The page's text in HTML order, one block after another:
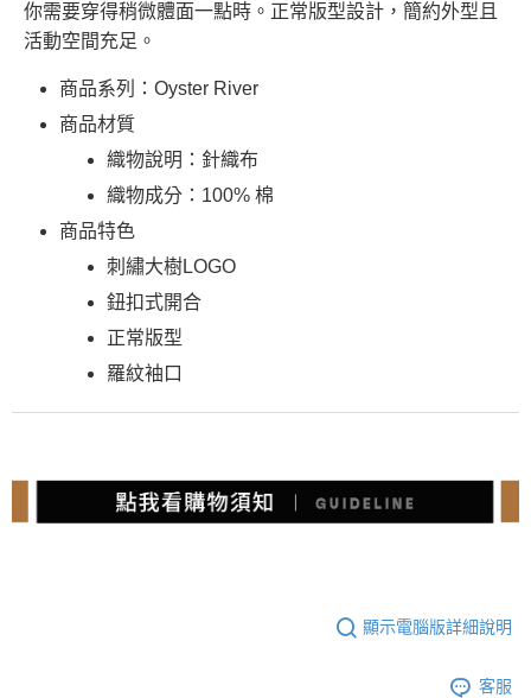
你需要穿得稍微體面一點時。正常版型設計，簡約外型且
活動空間充足。
商品系列：Oyster River
商品材質
織物說明：針織布
織物成分：100% 棉
商品特色
刺繡大樹LOGO
鈕扣式開合
正常版型
羅紋袖口
顯示電腦版詳細說明
客服